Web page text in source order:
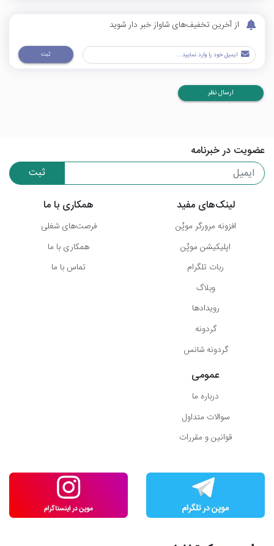
از آخرین تخفیف‌های شاواز خبر دار شوید
ثبت
ارسال نظر
عضویت در خبرنامه
ثبت
لینک‌های مفید
افزونه مرورگر موپُن
اپلیکیشن موپُن
ربات تلگرام
وبلاگ
رویدادها
گردونه
گردونه شانس
همکاری با ما
فرصت‌های شغلی
همکاری با ما
تماس با ما
عمومی
درباره ما
سوالات متداول
قوانین و مقررات